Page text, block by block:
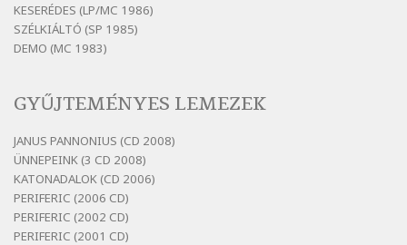
Bertók László: Ó, az a hol volt vicinális
Bertók László: Vásáros
Szélkiáltó
Bertók László: Vizibolt
Szélkiáltó
Bornemissza Endre: Szitakötő
Szélkiáltó
KESERÉDES (LP/MC 1986)
SZÉLKIÁLTÓ (SP 1985)
DEMO (MC 1983)
GYŰJTEMÉNYES LEMEZEK
JANUS PANNONIUS (CD 2008)
ÜNNEPEINK (3 CD 2008)
KATONADALOK (CD 2006)
PERIFERIC (2006 CD)
PERIFERIC (2002 CD)
PERIFERIC (2001 CD)